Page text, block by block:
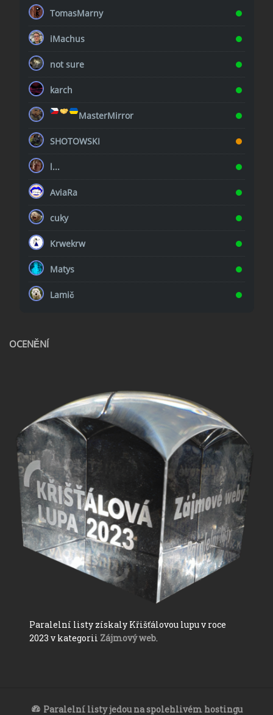
TomasMarny
iMachus
not sure
karch
MasterMirror
SHOTOWSKI
l...
AviaRa
cuky
Krwekrw
Matys
Lamič
OCENĚNÍ
Paralelní listy získaly Křišťálovou lupu v roce
2023 v kategorii Zájmový web.
Paralelní listy jedou na spolehlivém hostingu